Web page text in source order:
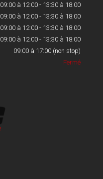
09:00 à 12:00 - 13:30 à 18:00
09:00 à 12:00 - 13:30 à 18:00
09:00 à 12:00 - 13:30 à 18:00
09:00 à 12:00 - 13:30 à 18:00
09:00 à 17:00 (non stop)
Fermé